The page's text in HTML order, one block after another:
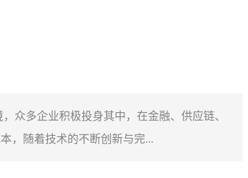
众多企业积极投身其中，在金融、供应链、
，随着技术的不断创新与完...